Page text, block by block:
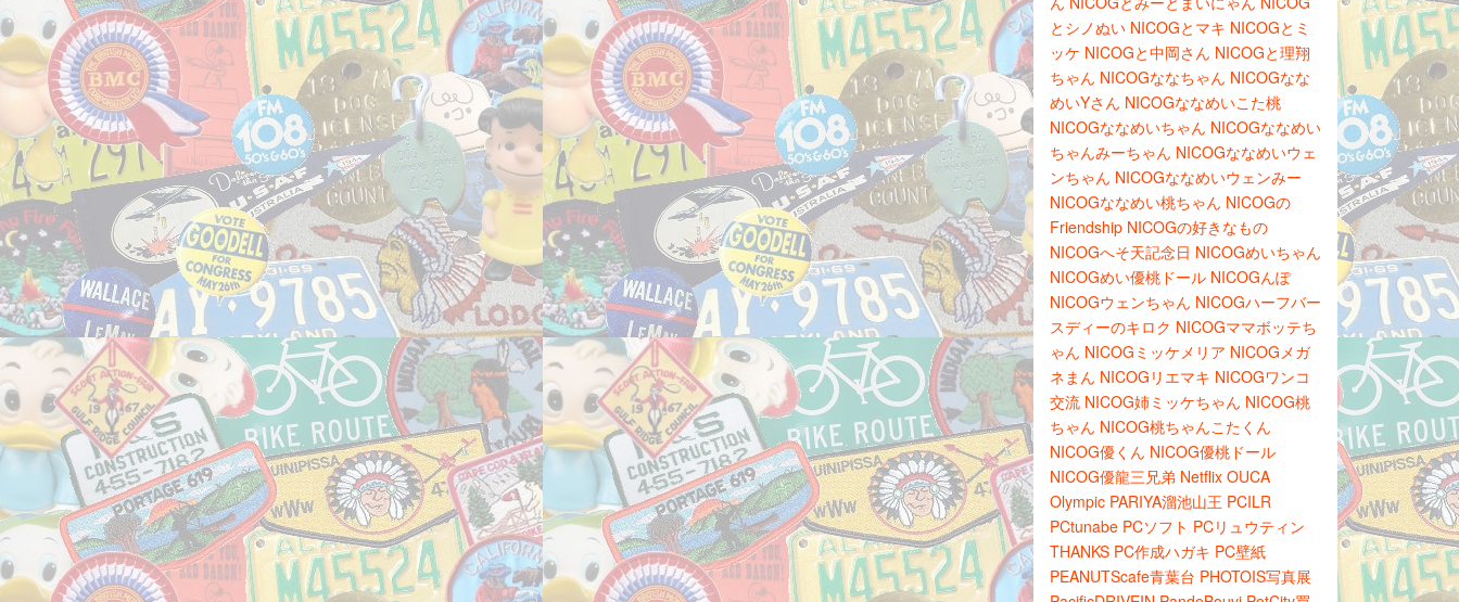
とシノぬい NICOGとマキ NICOGとミ
ッケ NICOGと中岡さん NICOGと理翔
ちゃん NICOGななちゃん NICOGなな
めいYさん NICOGななめいこた桃
NICOGななめいちゃん NICOGななめい
ちゃんみーちゃん NICOGななめいウェ
ンちゃん NICOGななめいウェンみー
NICOGななめい桃ちゃん NICOGの
Friendship NICOGの好きなもの
NICOGへそ天記念日 NICOGめいちゃん
NICOGめい優桃ドール NICOGんぽ
NICOGウェンちゃん NICOGハーフバー
スディーのキロク NICOGママボッテち
ゃん NICOGミッケメリア NICOGメガ
ネまん NICOGリエマキ NICOGワンコ
交流 NICOG姉ミッケちゃん NICOG桃
ちゃん NICOG桃ちゃんこたくん
NICOG優くん NICOG優桃ドール
NICOG優龍三兄弟 Netflix OUCA
Olympic PARIYA溜池山王 PCILR
PCtunabe PCソフト PCリュウティン
THANKS PC作成ハガキ PC壁紙
PEANUTScafe青葉台 PHOTOIS写真展